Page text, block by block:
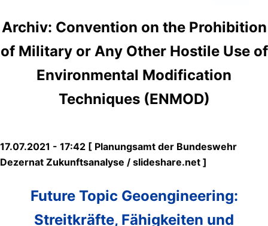
Archiv: Convention on the Prohibition
of Military or Any Other Hostile Use of
Environmental Modification
Techniques (ENMOD)
17.07.2021 - 17:42 [ Planungsamt der Bundeswehr
Dezernat Zukunftsanalyse / slideshare.net ]
Future Topic Geoengineering:
Streitkräfte, Fähigkeiten und